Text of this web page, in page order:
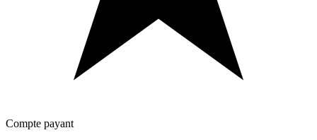
Compte payant